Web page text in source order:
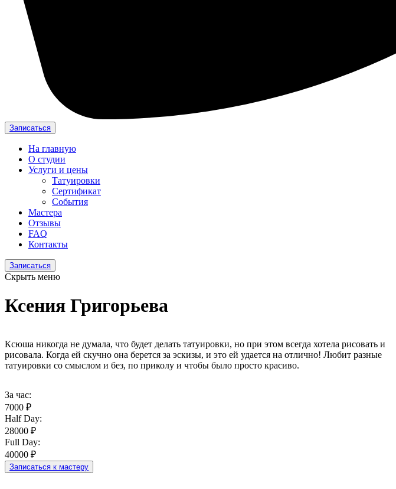
Записаться
На главную
О студии
Услуги и цены
Татуировки
Сертификат
События
Мастера
Отзывы
FAQ
Контакты
Записаться
Скрыть меню
Ксения Григорьева
Ксюша никогда не думала, что будет делать татуировки, но при этом всегда хотела рисовать и
рисовала. Когда ей скучно она берется за эскизы, и это ей удается на отлично! Любит разные
татуировки со смыслом и без, по приколу и чтобы было просто красиво.
За час:
7000 ₽
Half Day:
28000 ₽
Full Day:
40000 ₽
Записаться к мастеру